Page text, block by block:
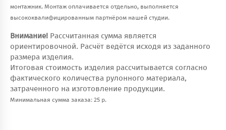
монтажник. Монтаж оплачивается отдельно, выполняется
высококвалифицированным партнёром нашей студии.
Внимание! Рассчитанная сумма является
ориентировочной. Расчёт ведётся исходя из заданного
размера изделия.
Итоговая стоимость изделия рассчитывается согласно
фактического количества рулонного материала,
затраченного на изготовление продукции.
Минимальная сумма заказа: 25 р.